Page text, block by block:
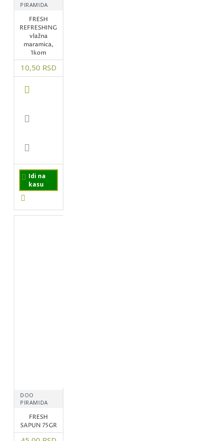
PIRAMIDA
FRESH
REFRESHING
vlažna
maramica,
1kom
10,50 RSD
Idi na
kasu
DOO
PIRAMIDA
FRESH
SAPUN 75GR